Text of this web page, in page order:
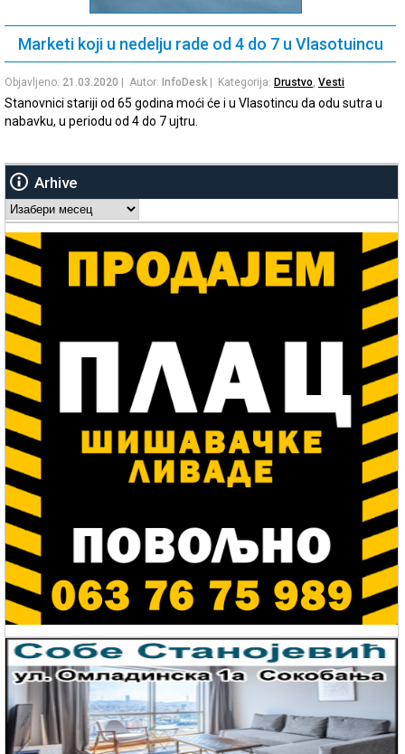
Marketi koji u nedelju rade od 4 do 7 u Vlasotuincu
Objavljeno: 21.03.2020 | Autor: InfoDesk | Kategorija: Drustvo, Vesti
Stanovnici stariji od 65 godina moći će i u Vlasotincu da odu sutra u
nabavku, u periodu od 4 do 7 ujtru.
Arhive
Arhive